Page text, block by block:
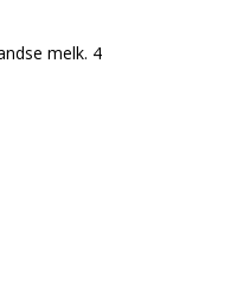
melk. 4